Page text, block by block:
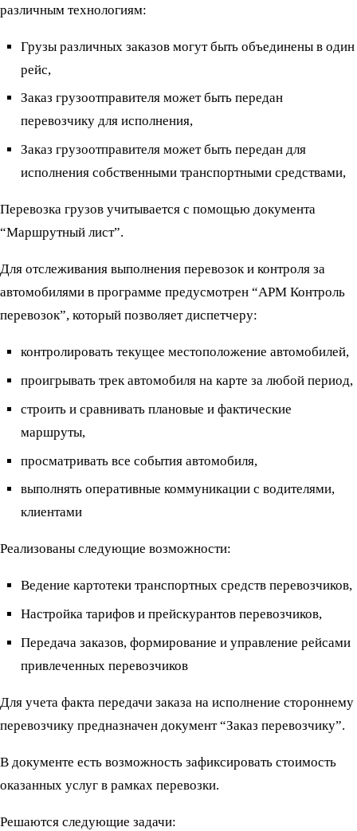
различным технологиям:
Грузы различных заказов могут быть объединены в один
рейс,
Заказ грузоотправителя может быть передан
перевозчику для исполнения,
Заказ грузоотправителя может быть передан для
исполнения собственными транспортными средствами,
Перевозка грузов учитывается с помощью документа
“Маршрутный лист”.
Для отслеживания выполнения перевозок и контроля за
автомобилями в программе предусмотрен “АРМ Контроль
перевозок”, который позволяет диспетчеру:
контролировать текущее местоположение автомобилей,
проигрывать трек автомобиля на карте за любой период,
строить и сравнивать плановые и фактические
маршруты,
просматривать все события автомобиля,
выполнять оперативные коммуникации с водителями,
клиентами
Реализованы следующие возможности:
Ведение картотеки транспортных средств перевозчиков,
Настройка тарифов и прейскурантов перевозчиков,
Передача заказов, формирование и управление рейсами
привлеченных перевозчиков
Для учета факта передачи заказа на исполнение стороннему
перевозчику предназначен документ “Заказ перевозчику”.
В документе есть возможность зафиксировать стоимость
оказанных услуг в рамках перевозки.
Решаются следующие задачи: